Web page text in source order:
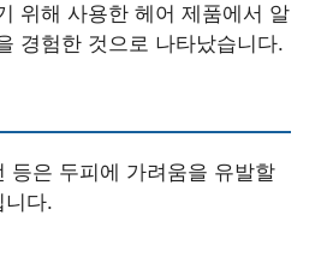
위해 사용한 헤어 제품에서 알
경험한 것으로 나타났습니다.
등은 두피에 가려움을 유발할
니다.